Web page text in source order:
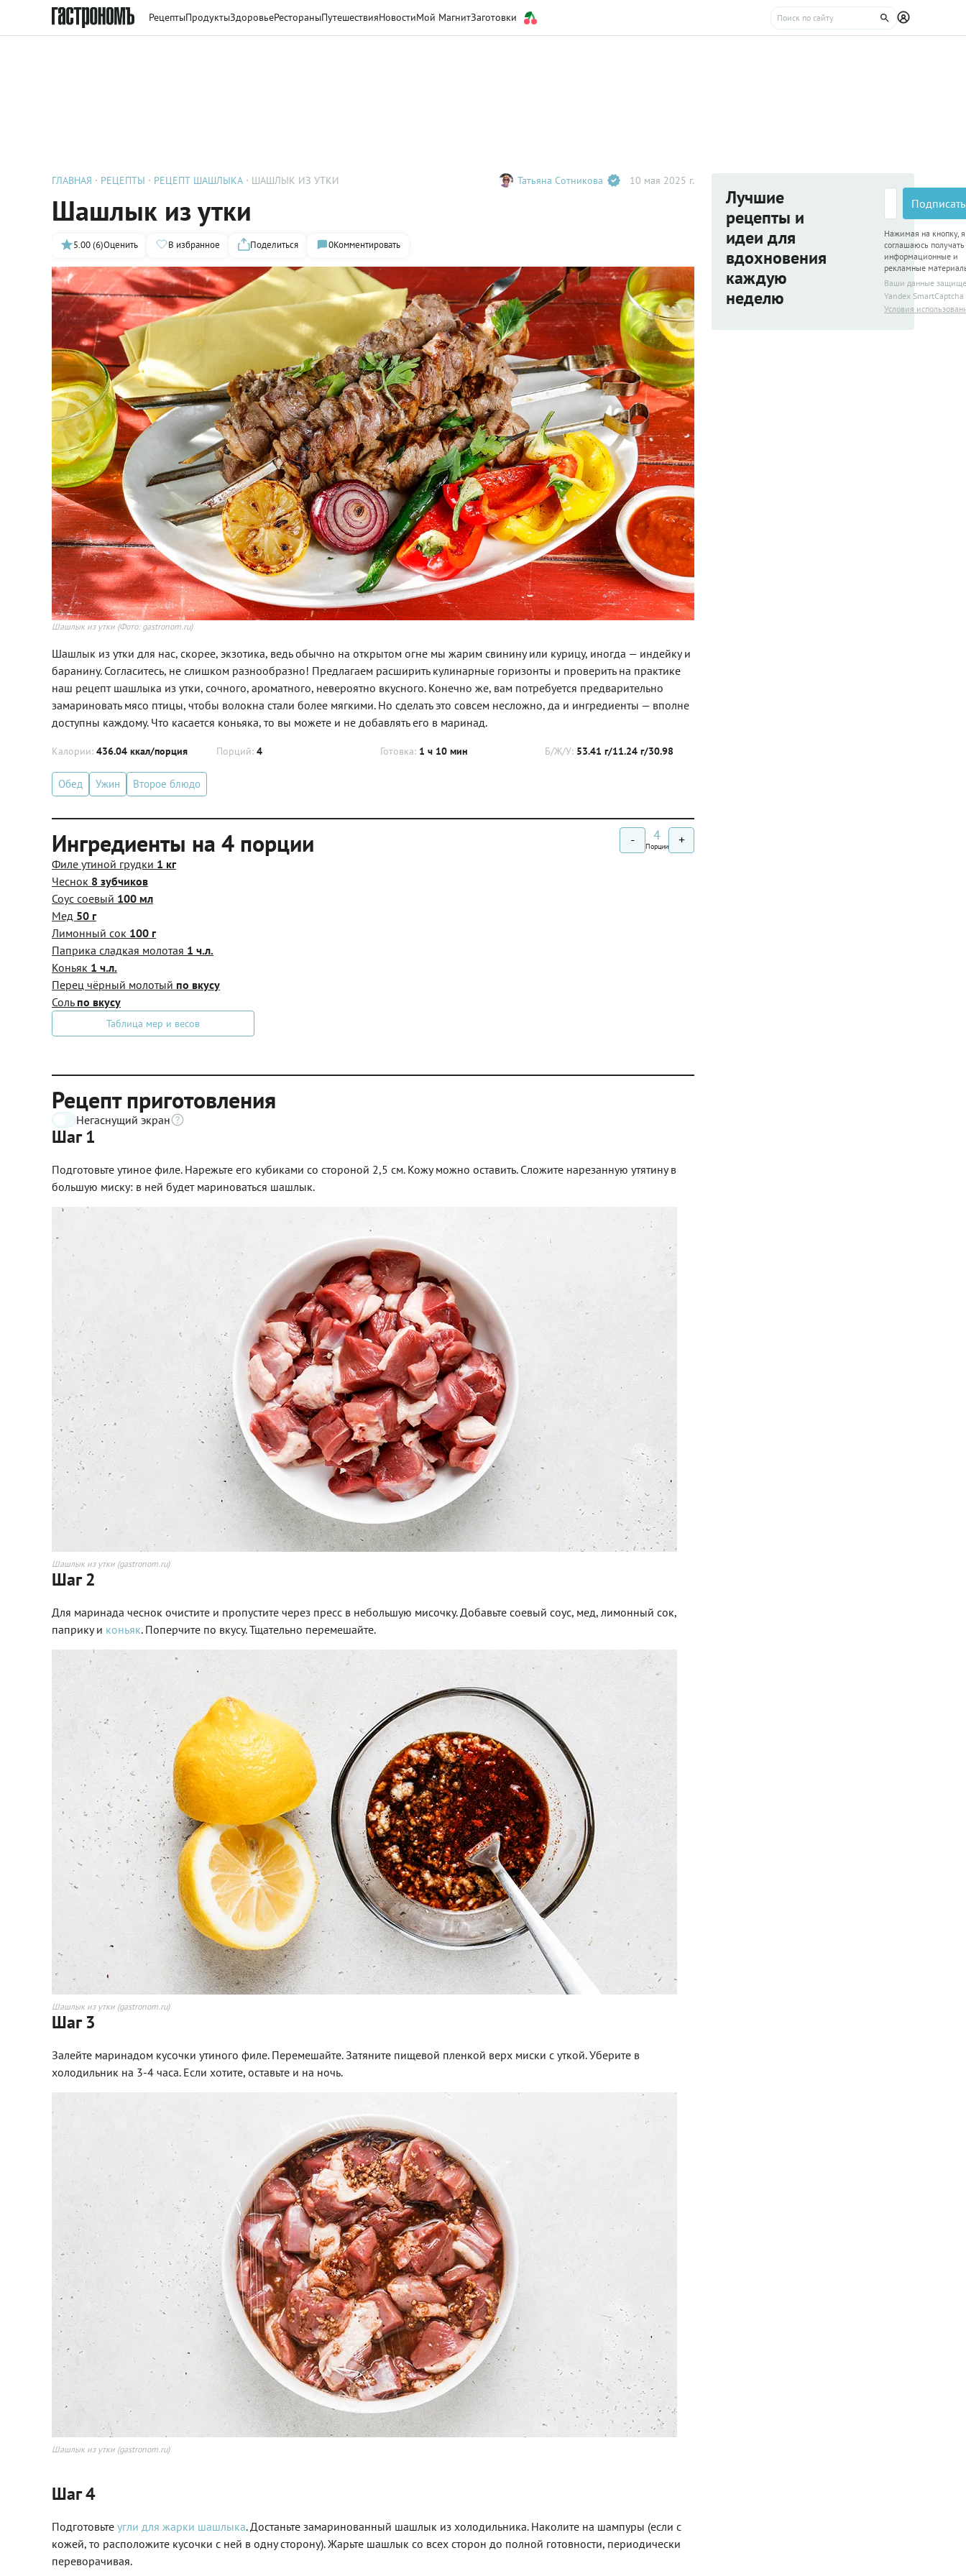
РецептыПродуктыЗдоровьеРестораныПутешествияНовостиМой МагнитЗаготовки
ГЛАВНАЯ РЕЦЕПТЫ РЕЦЕПТ ШАШЛЫКА ШАШЛЫК ИЗ УТКИ Татьяна Сотникова 10 мая 2025 г.
Шашлык из утки
5.00 (6)Оценить В избранное Поделиться 0Комментировать
Шашлык из утки (Фото: gastronom.ru)
Шашлык из утки для нас, скорее, экзотика, ведь обычно на открытом огне мы жарим свинину или курицу, иногда — индейку и
баранину. Согласитесь, не слишком разнообразно! Предлагаем расширить кулинарные горизонты и проверить на практике
наш рецепт шашлыка из утки, сочного, ароматного, невероятно вкусного. Конечно же, вам потребуется предварительно
замариновать мясо птицы, чтобы волокна стали более мягкими. Но сделать это совсем несложно, да и ингредиенты — вполне
доступны каждому. Что касается коньяка, то вы можете и не добавлять его в маринад.
Калории: 436.04 ккал/порция Порций: 4 Готовка: 1 ч 10 мин Б/Ж/У: 53.41 г/11.24 г/30.98
Обед Ужин Второе блюдо
Ингредиенты на 4 порции - 4
Порции +
Филе утиной грудки 1 кг
Чеснок 8 зубчиков
Соус соевый 100 мл
Мед 50 г
Лимонный сок 100 г
Паприка сладкая молотая 1 ч.л.
Коньяк 1 ч.л.
Перец чёрный молотый по вкусу
Соль по вкусу
Таблица мер и весов
Рецепт приготовления
Негаснущий экран
Шаг 1
Подготовьте утиное филе. Нарежьте его кубиками со стороной 2,5 см. Кожу можно оставить. Сложите нарезанную утятину в
большую миску: в ней будет мариноваться шашлык.
Шашлык из утки (gastronom.ru)
Шаг 2
Для маринада чеснок очистите и пропустите через пресс в небольшую мисочку. Добавьте соевый соус, мед, лимонный сок,
паприку и коньяк. Поперчите по вкусу. Тщательно перемешайте.
Шашлык из утки (gastronom.ru)
Шаг 3
Залейте маринадом кусочки утиного филе. Перемешайте. Затяните пищевой пленкой верх миски с уткой. Уберите в
холодильник на 3-4 часа. Если хотите, оставьте и на ночь.
Шашлык из утки (gastronom.ru)
Шаг 4
Подготовьте угли для жарки шашлыка. Достаньте замаринованный шашлык из холодильника. Наколите на шампуры (если с
кожей, то расположите кусочки с ней в одну сторону). Жарьте шашлык со всех сторон до полной готовности, периодически
переворачивая.
Лучшие
рецепты и
идеи для
вдохновения
каждую
неделю
Нажимая на кнопку, я
соглашаюсь получать
информационные и
рекламные
Ваши данные
Yandex SmartCaptcha
Условия